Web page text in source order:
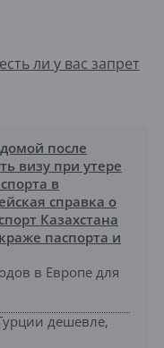
ли у вас запрет
после
визу при утере
в
справка о
Казахстана
паспорта и
в Европе для
дешевле,